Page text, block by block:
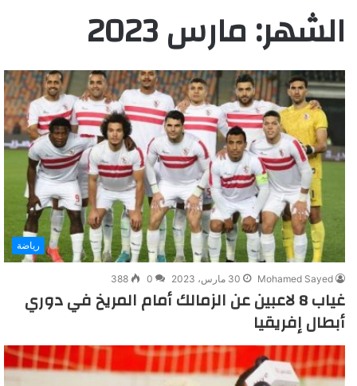
الشهر:مارس 2023
رياضة
Mohamed Sayed 30 مارس، 2023 0
388
غياب 8 لاعبين عن الزمالك أمام المريخ في دوري
أبطال إفريقيا